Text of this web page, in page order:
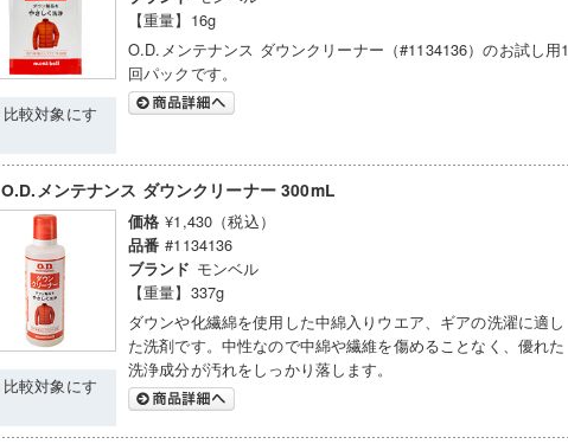
比較対象にす
【重量】16g
O.D.メンテナンス ダウンクリーナー（#1134136）のお試し用1
回パックです。
O.D.メンテナンス ダウンクリーナー 300mL
比較対象にす
価格 ¥1,430（税込）
品番 #1134136
ブランド モンベル
【重量】337g
ダウンや化繊綿を使用した中綿入りウエア、ギアの洗濯に適し
た洗剤です。中性なので中綿や繊維を傷めることなく、優れた
洗浄成分が汚れをしっかり落します。